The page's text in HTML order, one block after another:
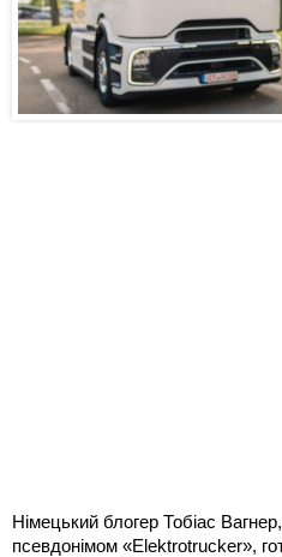
Німецький блогер Тобіас
псевдонімом «Elektrotrucker»,